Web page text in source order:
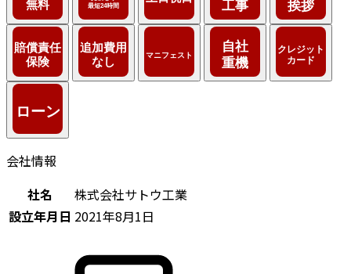
会社情報
社名
株式会社サトウ工業
設立年月日 2021年8月1日